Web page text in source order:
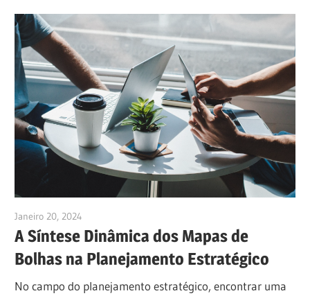
Janeiro 20, 2024
A Síntese Dinâmica dos Mapas de
Bolhas na Planejamento Estratégico
No campo do planejamento estratégico, encontrar uma